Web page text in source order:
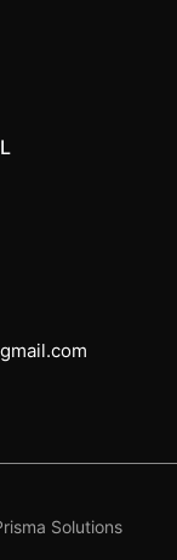
Solutions